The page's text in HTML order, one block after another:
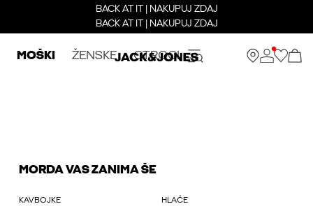
BACK AT IT | NAKUPUJ ZDAJ
BACK AT IT | NAKUPUJ ZDAJ
MOŠKI ŽENSKE OTROCI
MORDA VAS ZANIMA ŠE
KAVBOJKE HLAČE